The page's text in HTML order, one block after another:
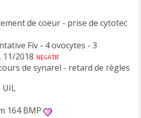
de coeur - prise de cytotec
Fiv - 4 ovocytes - 3
11/2018
de synarel - retard de règles
UIL
164 BMP